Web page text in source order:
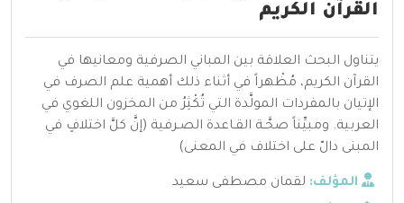
القرآن الكريم
يتناول البحث العلاقة بين المباني الصرفية ومعانيها في
القرآن الكريم، مُظْهراً في أثناء ذلك أهمية علم الصرف في
الإتيان بالمفردات المولَّدة التي تُكْثِرُ من المخزون اللغوي في
العربية. ومبيِّناً صحَّـة القـاعدة الصـرفية (إنَّ كلَّ اختلافٍ في
المبنى دالّ على اختلاف في المعنى)
المؤلف: لقمان مصطفى سعيد